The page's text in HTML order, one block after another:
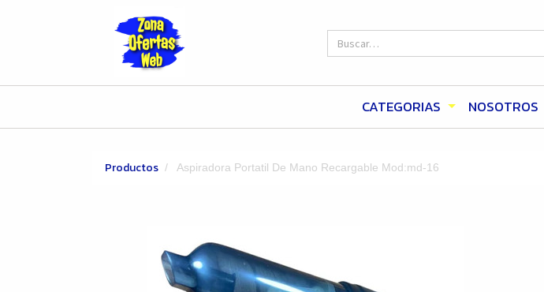
CATEGORIAS NOSOTROS
Productos Aspiradora Portatil De Mano Recargable Mod:md-16